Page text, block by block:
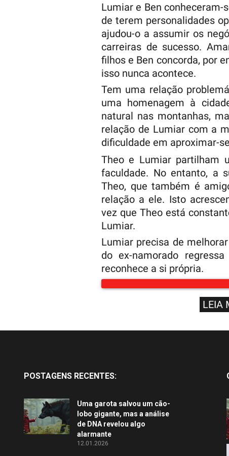
Lumiar e Ben conheceram-
de terem personalidades
ajudou-o a assumir os
carreiras de sucesso.
filhos e Ben concorda, por
isso nunca acontece.
Tem uma relação
uma homenagem à
natural nas montanhas,
relação de Lumiar com a
dificuldade em aproximar-
Theo e Lumiar partilham
faculdade. No entanto, a
Theo, que também é
relação a ele. Isto
vez que Theo está
Lumiar.
Lumiar precisa de
do ex-namorado
reconhece a si própria.
LEIA
POSTAGENS RECENTES:
Uma garota salvou um cão-
lobo gigante, mas a análise
de DNA revelou algo
alarmante
12.01.2026